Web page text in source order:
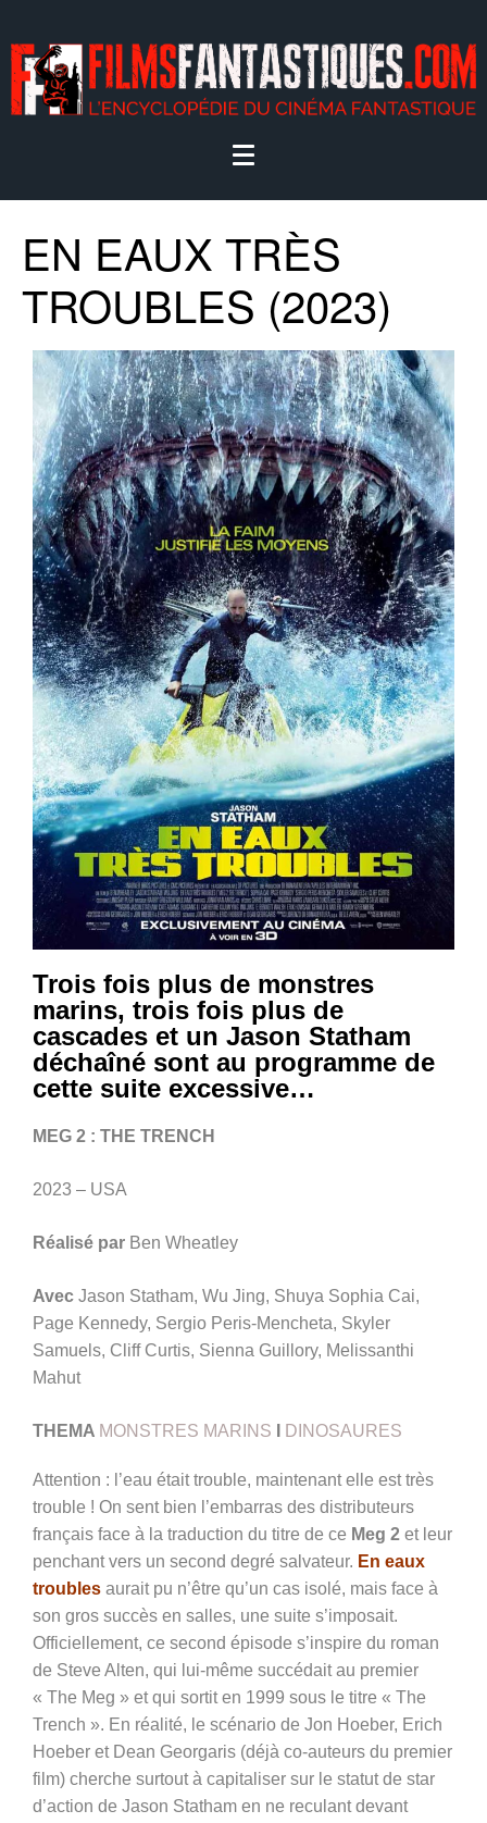
EN EAUX TRÈS
TROUBLES (2023)
Trois fois plus de monstres
marins, trois fois plus de
cascades et un Jason Statham
déchaîné sont au programme de
cette suite excessive…
MEG 2 : THE TRENCH
2023 – USA
Réalisé par Ben Wheatley
Avec Jason Statham, Wu Jing, Shuya Sophia Cai,
Page Kennedy, Sergio Peris-Mencheta, Skyler
Samuels, Cliff Curtis, Sienna Guillory, Melissanthi
Mahut
THEMA MONSTRES MARINS DINOSAURES
Attention : l’eau était trouble, maintenant elle est très
trouble ! On sent bien l’embarras des distributeurs
français face à la traduction du titre de ce Meg 2 et leur
penchant vers un second degré salvateur. En eaux
troubles aurait pu n’être qu’un cas isolé, mais face à
son gros succès en salles, une suite s’imposait.
Officiellement, ce second épisode s’inspire du roman
de Steve Alten, qui lui-même succédait au premier
« The Meg » et qui sortit en 1999 sous le titre « The
Trench ». En réalité, le scénario de Jon Hoeber, Erich
Hoeber et Dean Georgaris (déjà co-auteurs du premier
film) cherche surtout à capitaliser sur le statut de star
d’action de Jason Statham en ne reculant devant